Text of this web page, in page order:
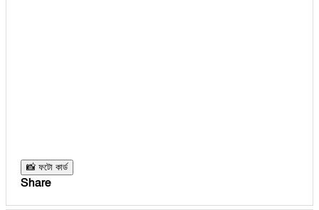
📸 ফটো কার্ড
Share